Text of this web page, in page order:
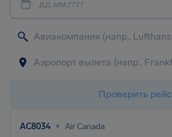
дд.мм.гггг
Проверить рейс
AC8034 • Air Canada